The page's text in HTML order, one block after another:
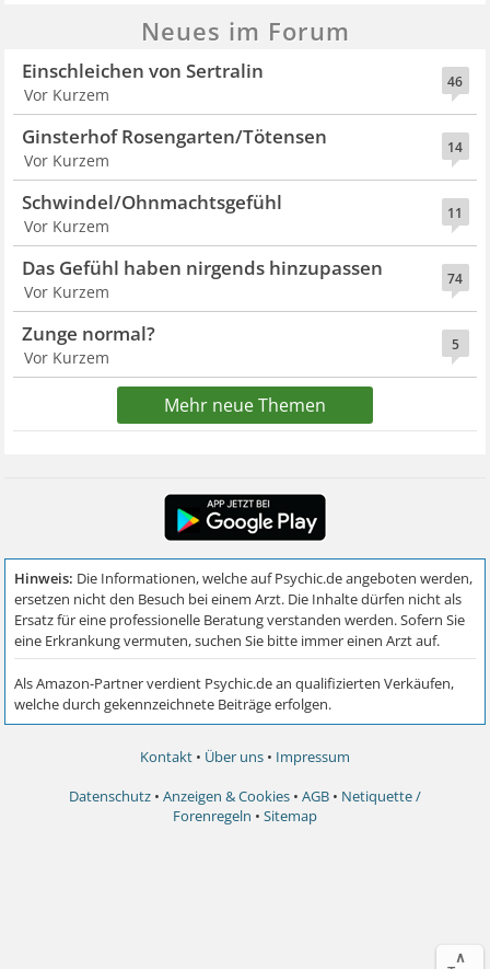
Neues im Forum
46
Einschleichen von Sertralin
Vor Kurzem
14
Ginsterhof Rosengarten/Tötensen
Vor Kurzem
11
Schwindel/Ohnmachtsgefühl
Vor Kurzem
74
Das Gefühl haben nirgends hinzupassen
Vor Kurzem
5
Zunge normal?
Vor Kurzem
Mehr neue Themen
Kontakt • Über uns • Impressum
Datenschutz • Anzeigen & Cookies • AGB • Netiquette /
Forenregeln • Sitemap
∧